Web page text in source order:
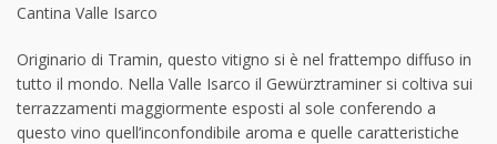
Cantina Valle Isarco
Originario di Tramin, questo vitigno si è nel frattempo diffuso in
tutto il mondo. Nella Valle Isarco il Gewürztraminer si coltiva sui
terrazzamenti maggiormente esposti al sole conferendo a
questo vino quell’inconfondibile aroma e quelle caratteristiche